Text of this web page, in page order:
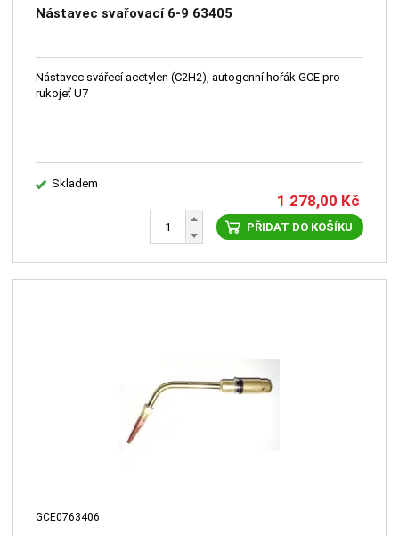
Nástavec svařovací 6-9 63405
Nástavec svářecí acetylen (C2H2), autogenní hořák GCE pro
rukojeť U7
Skladem
1 278,00 Kč
PŘIDAT DO KOŠÍKU
GCE0763406